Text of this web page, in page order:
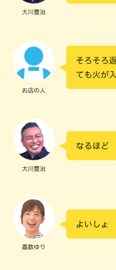
大川豊治
お店の人
そろそろ
ても火が
大川豊治
なるほど
嘉数ゆり
よいしょ